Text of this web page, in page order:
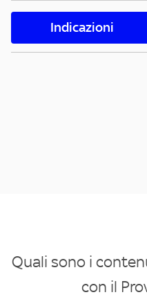
Indicazioni
Quali sono i
con il